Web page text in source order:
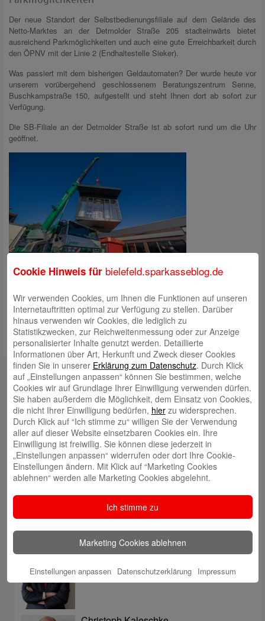
Der neue Standort der Selbstbedienungsfiliale auf dem Gelände des
Netto-Marktes an der Detmolder Straße 205 stadteinwärts bietet
ausreichend Parkmöglichkeiten und auch eine gute Erreichbarkeit durch
den ÖPNV mit der Linie 2 (Endhaltestelle Sieker).
Was passiert mit dem bisherigen Geldautomaten? Der wurde heute vor
unserem vorübergehend geschlossenem Beratungszentrum Senne,
Buschkampstraße 150, aufgestellt und steht Ihnen dort ab sofort zur
Verfügung.
Die SB-Filiale an der Detmolder Straße ist ab sofort rund um die Uhr
geöffnet.
Der SB-Pavillon wird an seinen neuen Standort
Autoren
Rabea Giersch
Volker Ehlebracht
Jens Flachmann
Cookie Hinweis für bielefeld.sparkasseblog.de
Wir verwenden Cookies, um Ihnen die Funktionen auf unseren
Internetauftritten optimal zur Verfügung zu stellen. Darüber
hinaus verwenden wir Cookies, die lediglich zu
Statistikzwecken, zur Reichweitenmessung oder zur Anzeige
personalisierter Inhalte genutzt werden. Detaillierte
Informationen über Art, Herkunft und Zweck dieser Cookies
finden Sie in unserer Erklärung zum Datenschutz. Durch Klick
auf „Einstellungen anpassen“ können Sie bestimmen, welche
Cookies wir auf Grundlage Ihrer Einwilligung verwenden dürfen.
Sie haben außerdem die Möglichkeit, dem Einsatz von Cookies,
die nicht Ihrer Einwilligung bedürfen, hierzu widersprechen.
Durch Klick auf “Ich stimme zu“ willigen Sie der Verwendung
aller auf dieser Website einsetzbaren Cookies ein. Ihre
Einwilligung ist freiwillig. Sie können diese jederzeit in
„Einstellungen anpassen“ widerrufen oder dort Ihre Cookie-
Einstellungen ändern. Mit Klick auf “Marketing Cookies
ablehnen“ werden alle Marketing Cookies abgelehnt.
Ich stimme zu
Marketing Cookies ablehnen
Einstellungen anpassen Datenschutzerklärung Impressum